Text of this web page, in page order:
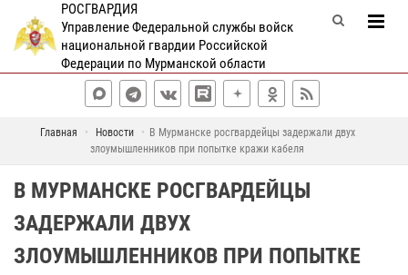
РОСГВАРДИЯ
Управление Федеральной службы войск
национальной гвардии Российской
Федерации по Мурманской области
Главная Новости
В Мурманске росгвардейцы задержали двух
злоумышленников при попытке кражи кабеля
В МУРМАНСКЕ РОСГВАРДЕЙЦЫ
ЗАДЕРЖАЛИ ДВУХ
ЗЛОУМЫШЛЕННИКОВ ПРИ ПОПЫТКЕ